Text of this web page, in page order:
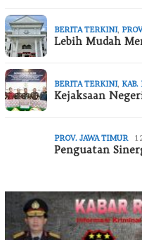
BERITA TERKINI,
Lebih Mudah
BERITA TERKINI, KAB.
Kejaksaan
PROV. JAWA TIMUR
Penguatan